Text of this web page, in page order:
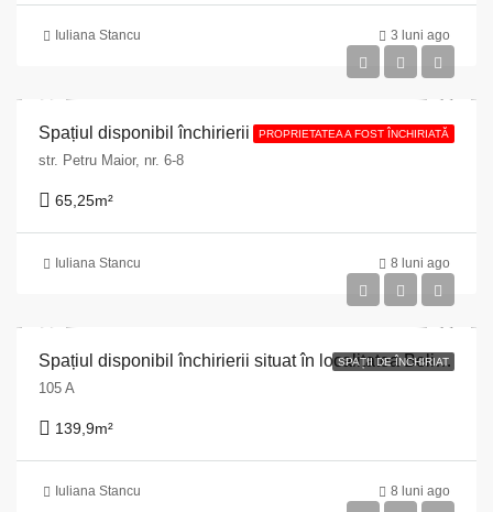
Iuliana Stancu 3 luni ago
PROPRIETATEA A FOST ÎNCHIRIATĂ
Spațiul disponibil închirierii situat în Cluj-Napoca, str. Petru Maior, nr. 6-8, jud. Cluj
str. Petru Maior, nr. 6-8
65,25m²
Iuliana Stancu 8 luni ago
SPAȚII DE ÎNCHIRIAT
Spațiul disponibil închirierii situat în localitatea Beliș nr. 105A, jud. Cluj
105 A
139,9m²
Iuliana Stancu 8 luni ago